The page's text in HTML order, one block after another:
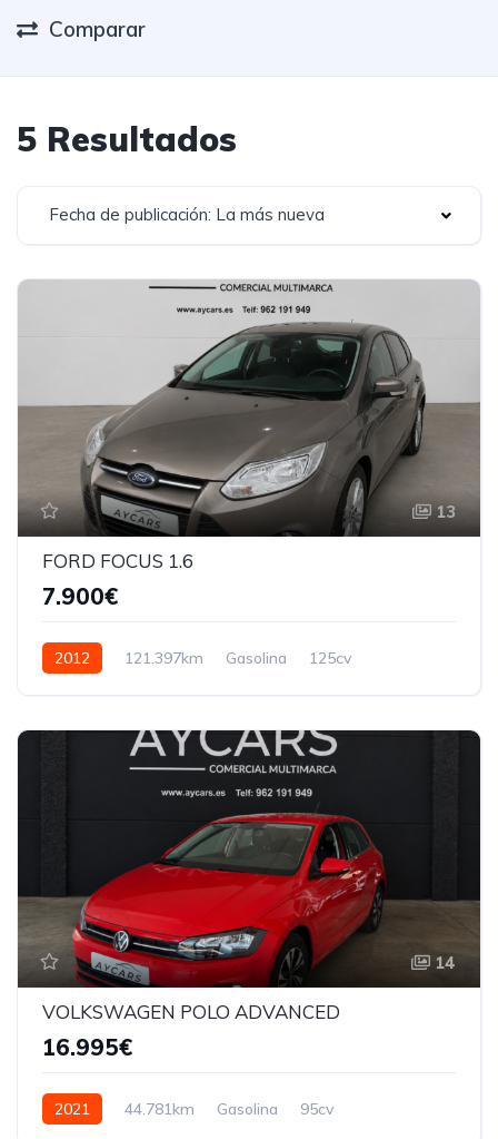
Comparar
5 Resultados
Fecha de publicación: La más nueva
13
FORD FOCUS 1.6
7.900€
2012 121.397km Gasolina 125cv
14
VOLKSWAGEN POLO ADVANCED
16.995€
2021 44.781km Gasolina 95cv